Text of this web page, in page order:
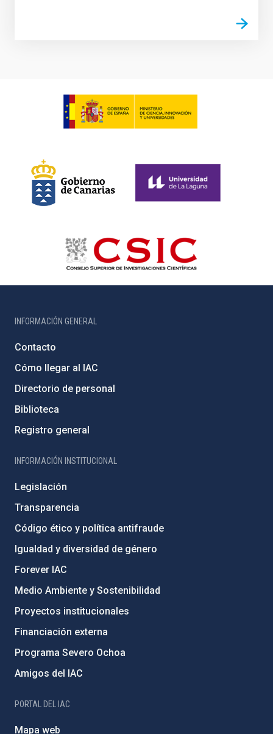
INFORMACIÓN GENERAL
Contacto
Cómo llegar al IAC
Directorio de personal
Biblioteca
Registro general
INFORMACIÓN INSTITUCIONAL
Legislación
Transparencia
Código ético y política antifraude
Igualdad y diversidad de género
Forever IAC
Medio Ambiente y Sostenibilidad
Proyectos institucionales
Financiación externa
Programa Severo Ochoa
Amigos del IAC
PORTAL DEL IAC
Mapa web